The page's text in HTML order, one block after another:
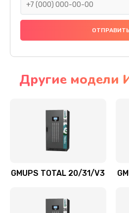
Другие модели
GMUPS TOTAL 20/31/V3